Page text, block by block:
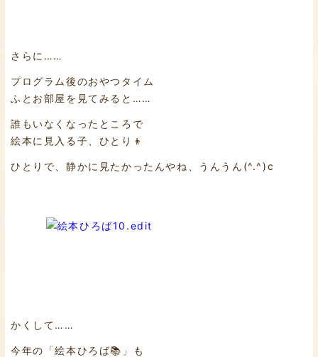
さらに……
プログラム後のおやつタイム
ふとお部屋を見てみると……
誰もいなくなったところで
絵本に見入る子、ひとり👦
ひとりで、静かに見たかったんやね、うんうん(^.^)c
かくして……
今年の「絵本ひろば📚」も